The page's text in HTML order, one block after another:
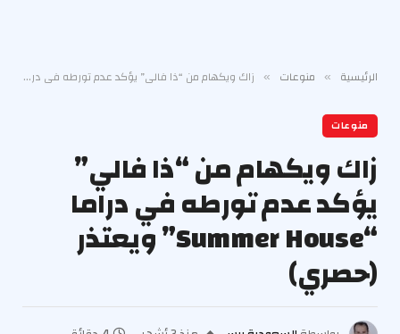
الرئيسية » منوعات » زاك ويكهام من “ذا فالي” يؤكد عدم تورطه في دراما “Summer House” ويعتذر (حصري)
منوعات
زاك ويكهام من “ذا فالي”
يؤكد عدم تورطه في دراما
“Summer House” ويعتذر
(حصري)